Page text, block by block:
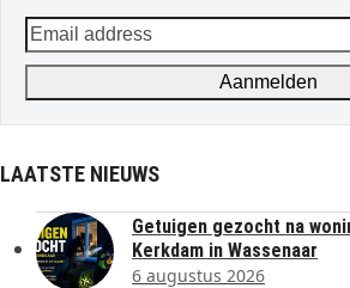
Email
address
Aanmelden
LAATSTE NIEUWS
Getuigen gezocht na
Kerkdam in Wassenaar
6 augustus 2026